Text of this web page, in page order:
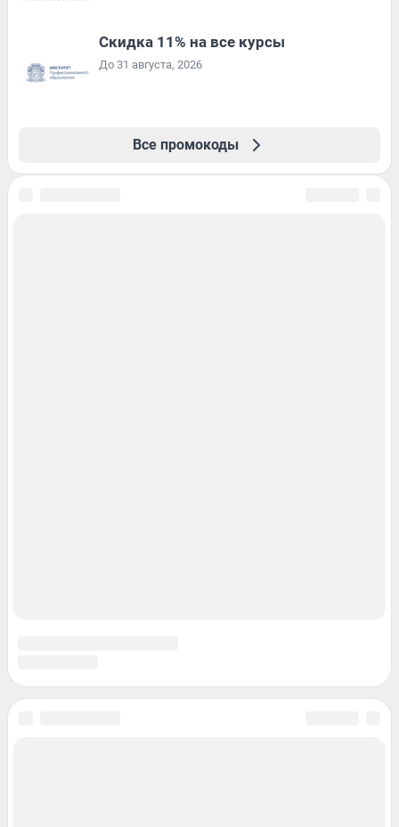
Скидка 11% на все курсы
До 31 августа, 2026
Все промокоды